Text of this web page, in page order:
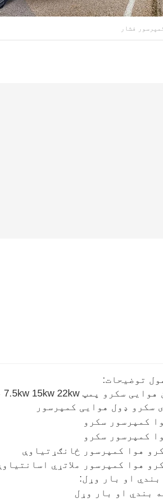
توضیحات:
سکرو ډول هوایی کمپرسور
بندي او بار وړل: